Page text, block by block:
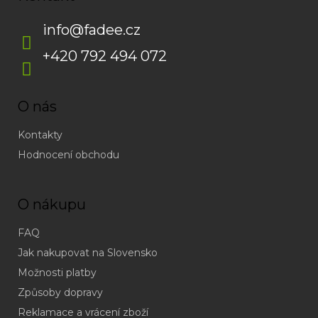
info@fadee.cz
+420 792 494 072
O nás
Kontakty
Hodnocení obchodu
O nákupu
FAQ
Jak nakupovat na Slovensko
Možnosti platby
Způsoby dopravy
Reklamace a vrácení zboží